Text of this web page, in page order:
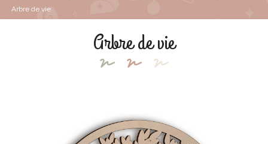
Arbre de vie
Arbre de vie